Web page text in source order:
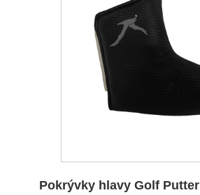
Pokrývky hlavy Golf Putter